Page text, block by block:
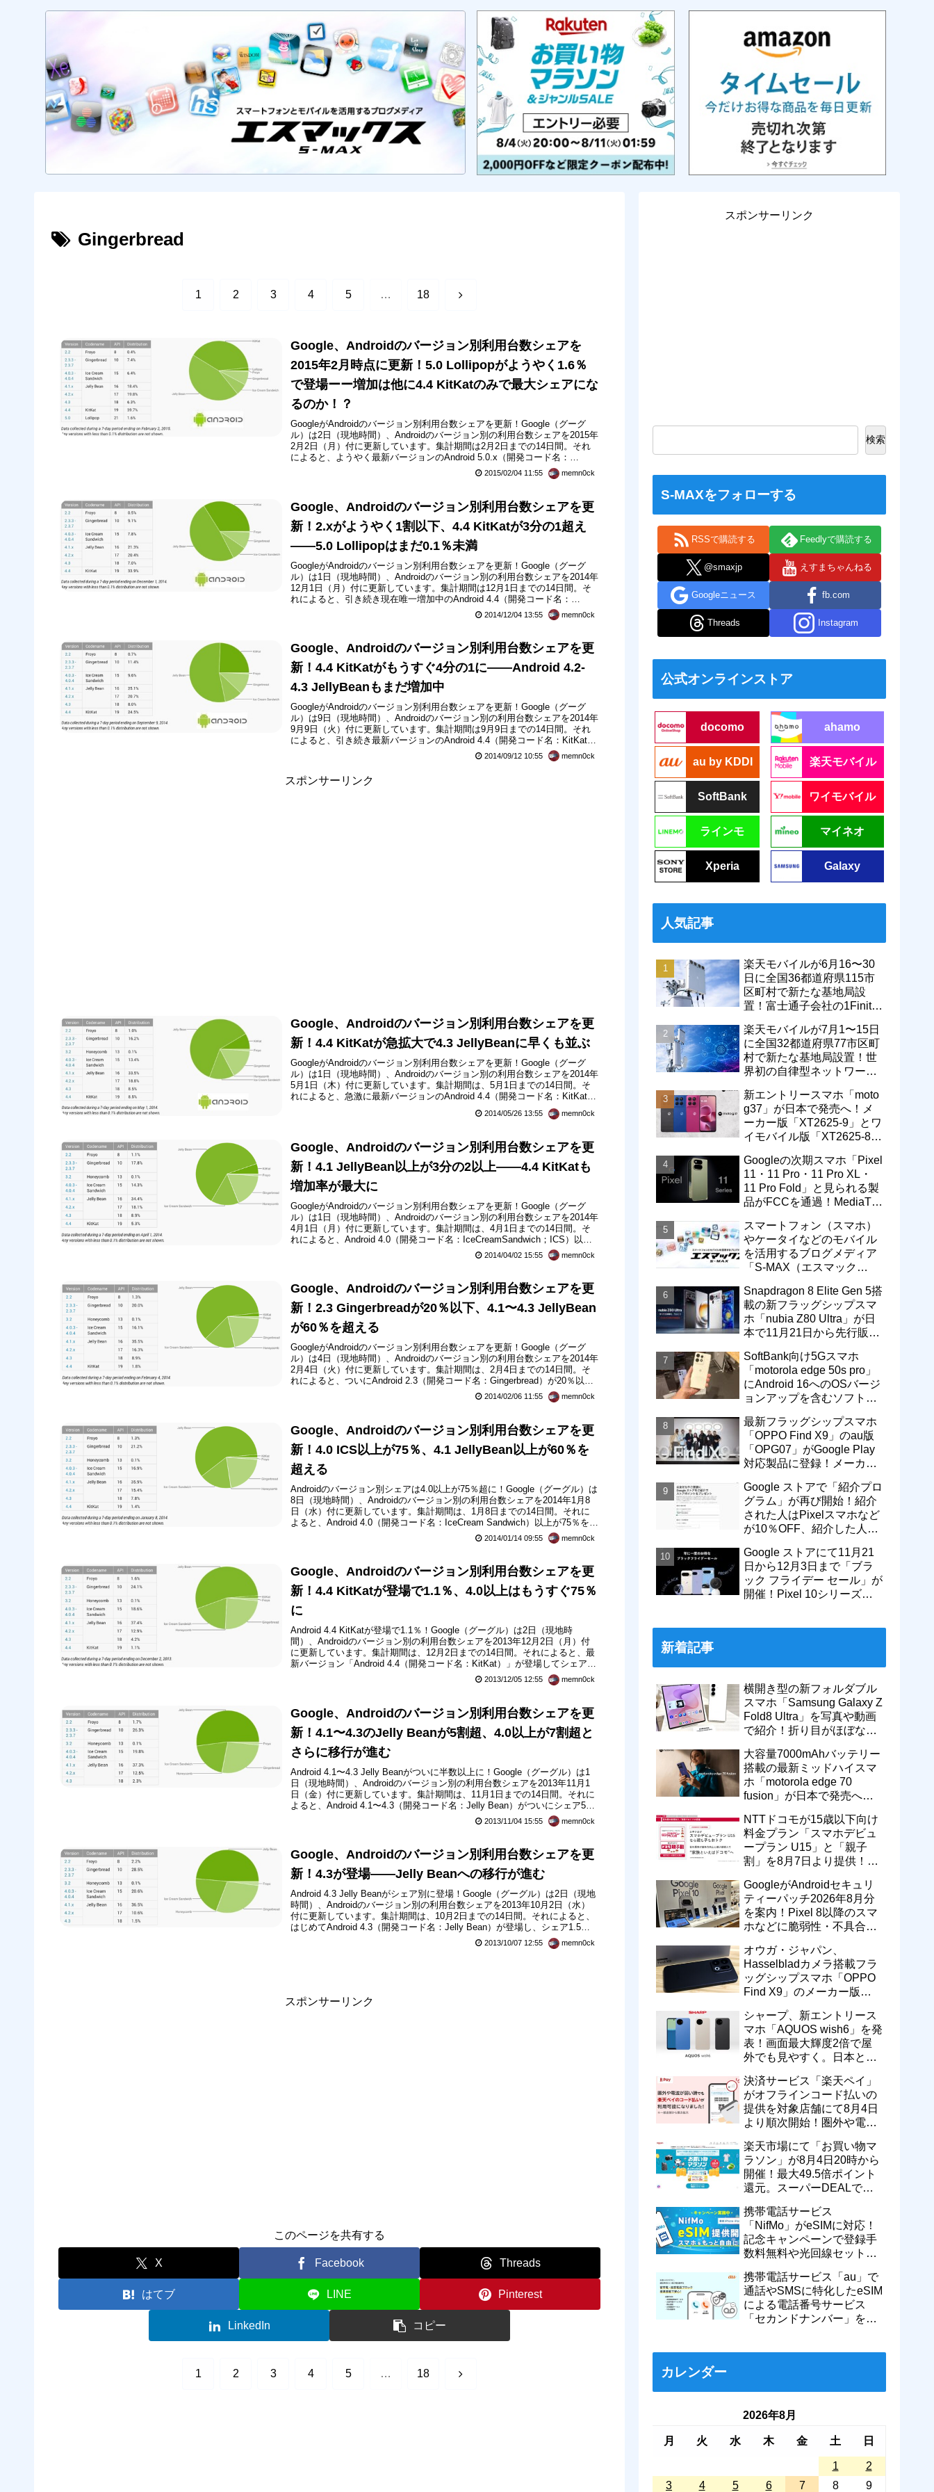
Gingerbread
1 2 3 4 5 … 18 次
Google、Androidのバージョン別利用台数シェアを
2015年2月時点に更新！5.0 Lollipopがようやく1.6％
で登場ーー増加は他に4.4 KitKatのみで最大シェアにな
るのか！？
GoogleがAndroidのバージョン別利用台数シェアを更新！Google（グーグ
ル）は2日（現地時間）、Androidのバージョン別の利用台数シェアを2015年
2月2日（月）付に更新しています。集計期間は2月2日までの14日間。それ
によると、ようやく最新バージョンのAndroid 5.0.x（開発コード名：
Lollipop）が0.1％以上になって登場し、1.6％となっています。一方、開発
コード名別ではいまだ最大のAndroid 4.1〜4.3（開発コード名：JellyBe...
2015/02/04 11:55 memn0ck
Google、Androidのバージョン別利用台数シェアを更
新！2.xがようやく1割以下、4.4 KitKatが3分の1超え
――5.0 Lollipopはまだ0.1％未満
GoogleがAndroidのバージョン別利用台数シェアを更新！Google（グーグ
ル）は1日（現地時間）、Androidのバージョン別の利用台数シェアを2014年
12月1日（月）付に更新しています。集計期間は12月1日までの14日間。そ
れによると、引き続き現在唯一増加中のAndroid 4.4（開発コード名：
KitKat）が12月に3.7％増と、6月に5.1％増、7月に4.3％増、8月に3％増、9
月に3.6％、11月に5.7％（10月分の公開はなし）で合計33.9％と一気に...
2014/12/04 13:55 memn0ck
Google、Androidのバージョン別利用台数シェアを更
新！4.4 KitKatがもうすぐ4分の1に――Android 4.2-
4.3 JellyBeanもまだ増加中
GoogleがAndroidのバージョン別利用台数シェアを更新！Google（グーグ
ル）は9日（現地時間）、Androidのバージョン別の利用台数シェアを2014年
9月9日（火）付に更新しています。集計期間は9月9日までの14日間。それ
によると、引き続き最新バージョンのAndroid 4.4（開発コード名：KitKat）
が最も増加しており、6月に5.1％増、7月に4.3％増、8月に3％増、9月に
3.6％で合計24.5％ともうすぐ4分の1に到達し、APIレベル別では来月にも最
も...
2014/09/12 10:55 memn0ck
スポンサーリンク
Google、Androidのバージョン別利用台数シェアを更
新！4.4 KitKatが急拡大で4.3 JellyBeanに早くも並ぶ
GoogleがAndroidのバージョン別利用台数シェアを更新！Google（グーグ
ル）は1日（現地時間）、Androidのバージョン別の利用台数シェアを2014年
5月1日（木）付に更新しています。集計期間は、5月1日までの14日間。そ
れによると、急激に最新バージョンのAndroid 4.4（開発コード名：KitKat）
が増加し、早くもAndroid 4.3（開発コード名：JellyBean）と同等となって
います。日本でも今夏モデルはほぼAndroid 4.4ですので、さらに...
2014/05/26 13:55 memn0ck
Google、Androidのバージョン別利用台数シェアを更
新！4.1 JellyBean以上が3分の2以上――4.4 KitKatも
増加率が最大に
GoogleがAndroidのバージョン別利用台数シェアを更新！Google（グーグ
ル）は1日（現地時間）、Androidのバージョン別の利用台数シェアを2014年
4月1日（月）付に更新しています。集計期間は、4月1日までの14日間。そ
れによると、Android 4.0（開発コード名：IceCreamSandwich；ICS）以上
が5分の4（80％）を超え、Android 4.1（開発コード名：JellyBean）以上が
3分の2（66.6％）を超え、開発コード名別ではAndr...
2014/04/02 15:55 memn0ck
Google、Androidのバージョン別利用台数シェアを更
新！2.3 Gingerbreadが20％以下、4.1〜4.3 JellyBean
が60％を超える
GoogleがAndroidのバージョン別利用台数シェアを更新！Google（グーグ
ル）は4日（現地時間）、Androidのバージョン別の利用台数シェアを2014年
2月4日（火）付に更新しています。集計期間は、2月4日までの14日間。そ
れによると、ついにAndroid 2.3（開発コード名：Gingerbread）が20％以下
となり、5分の1となりました。だいぶ意味合いは違いはしますが、iPhone
などのプラットフォーム「iOS」でも旧バージョンのiOS 6が17％ほど残っ
2014/02/06 11:55 memn0ck
Google、Androidのバージョン別利用台数シェアを更
新！4.0 ICS以上が75％、4.1 JellyBean以上が60％を
超える
Androidのバージョン別シェアは4.0以上が75％超に！Google（グーグル）は
8日（現地時間）、Androidのバージョン別の利用台数シェアを2014年1月8
日（水）付に更新しています。集計期間は、1月8日までの14日間。それに
よると、Android 4.0（開発コード名：IceCream Sandwich）以上が75％を超
えたほか、Android 4.1（開発コード名：Jelly Bean）以上が60％を超えて、
さらに最大シェアのJelly Beanへの移行が進んで...
2014/01/14 09:55 memn0ck
Google、Androidのバージョン別利用台数シェアを更
新！4.4 KitKatが登場で1.1％、4.0以上はもうすぐ75％
に
Android 4.4 KitKatが登場で1.1％！Google（グーグル）は2日（現地時
間）、Androidのバージョン別の利用台数シェアを2013年12月2日（月）付
に更新しています。集計期間は、12月2日までの14日間。それによると、最
新バージョン「Android 4.4（開発コード名：KitKat）」が登場してシェア
1.1％になっているほか、Android 4.1〜4.3（開発コード名：Jelly Bean）が
ついにシェア55％を超え、Android 4.0（開発コ...
2013/12/05 12:55 memn0ck
Google、Androidのバージョン別利用台数シェアを更
新！4.1〜4.3のJelly Beanが5割超、4.0以上が7割超と
さらに移行が進む
Android 4.1〜4.3 Jelly Beanがついに半数以上に！Google（グーグル）は1
日（現地時間）、Androidのバージョン別の利用台数シェアを2013年11月1
日（金）付に更新しています。集計期間は、11月1日までの14日間。それに
よると、Android 4.1〜4.3（開発コード名：Jelly Bean）がついにシェア5割
を超え、Android 4.0（開発コード名：IceCream Sandwich）以上も7割を超
2013/11/04 15:55 memn0ck
Google、Androidのバージョン別利用台数シェアを更
新！4.3が登場――Jelly Beanへの移行が進む
Android 4.3 Jelly Beanがシェア別に登場！Google（グーグル）は2日（現地
時間）、Androidのバージョン別の利用台数シェアを2013年10月2日（水）
付に更新しています。集計期間は、10月2日までの14日間。それによると、
はじめてAndroid 4.3（開発コード名：Jelly Bean）が登場し、シェア1.5％
となっています。また、この4.3と4.1.x、4.2.xを合わせた開発コード名
「Jelly Bean」が合計48.6％と前月の45.1％よ...
2013/10/07 12:55 memn0ck
スポンサーリンク
このページを共有する
X Facebook Threads
はてブ LINE Pinterest
LinkedIn コピー
1 2 3 4 5 … 18 次
スポンサーリンク
検索
S-MAXをフォローする
RSSで購読する Feedlyで購読する
@smaxjp えすまちゃんねる
Googleニュース fb.com
Threads Instagram
公式オンラインストア
docomo ahamo
au by KDDI 楽天モバイル
SoftBank ワイモバイル
ラインモ マイネオ
Xperia Galaxy
人気記事
楽天モバイルが6月16〜30
日に全国36都道府県115市
区町村で新たな基地局設
置！富士通子会社の1Finity
エリアが拡大
楽天モバイルが7月1〜15日
に全国32都道府県77市区町
村で新たな基地局設置！世
界初の自律型ネットワーク
通信品質も改善
新エントリースマホ「moto
g37」が日本で発売へ！メ
ーカー版「XT2625-9」とワ
イモバイル版「XT2625-8」
Googleの次期スマホ「Pixel
11・11 Pro・11 Pro XL・
11 Pro Fold」と見られる製
品がFCCを通過！MediaTek
スマートフォン（スマホ）
やケータイなどのモバイル
を活用するブログメディア
「S-MAX（エスマック
Snapdragon 8 Elite Gen 5搭
載の新フラッグシップスマ
ホ「nubia Z80 Ultra」が日
本で11月21日から先行販
SoftBank向け5Gスマホ
「motorola edge 50s pro」
にAndroid 16へのOSバージ
ョンアップを含むソフトウ
最新フラッグシップスマホ
「OPPO Find X9」のau版
「OPG07」がGoogle Play
対応製品に登録！メーカー
売へ
Google ストアで「紹介プロ
グラム」が再び開始！紹介
された人はPixelスマホなど
が10％OFF、紹介した人は
ト付与
Google ストアにて11月21
日から12月3日まで「ブラ
ック フライデー セール」が
開催！Pixel 10シリーズや
新着記事
横開き型の新フォルダブル
スマホ「Samsung Galaxy Z
Fold8 Ultra」を写真や動画
で紹介！折り目がほぼない
ト】
大容量7000mAhバッテリー
搭載の最新ミッドハイスマ
ホ「motorola edge 70
fusion」が日本で発売へ！
過
NTTドコモが15歳以下向け
料金プラン「スマホデビュ
ープラン U15」と「親子
割」を8月7日より提供！親
550円割引に
GoogleがAndroidセキュリ
ティーパッチ2026年8月分
を案内！Pixel 8以降のスマ
ホなどに脆弱性・不具合の
新が提供開始
オウガ・ジャパン、
Hasselbladカメラ搭載フラ
ッグシップスマホ「OPPO
Find X9」のメーカー版
げ！15万9800円に
シャープ、新エントリース
マホ「AQUOS wish6」を発
表！画面最大輝度2倍で屋
外でも見やすく。日本と台
売
決済サービス「楽天ペイ」
がオフラインコード払いの
提供を対象店舗にて8月4日
より順次開始！圏外や電波
に
楽天市場にて「お買い物マ
ラソン」が8月4日20時から
開催！最大49.5倍ポイント
還元。スーパーDEALで
など
携帯電話サービス
「NifMo」がeSIMに対応！
記念キャンペーンで登録手
数料無料や光回線セットで
770円割引に
携帯電話サービス「au」で
通話やSMSに特化したeSIM
による電話番号サービス
「セカンドナンバー」を提
カレンダー
2026年8月
月 火 水 木 金 土 日
1
2
3
4 5 6 7 8 9